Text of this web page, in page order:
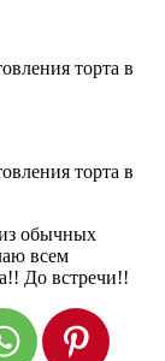
обычных
всем
До встречи!!